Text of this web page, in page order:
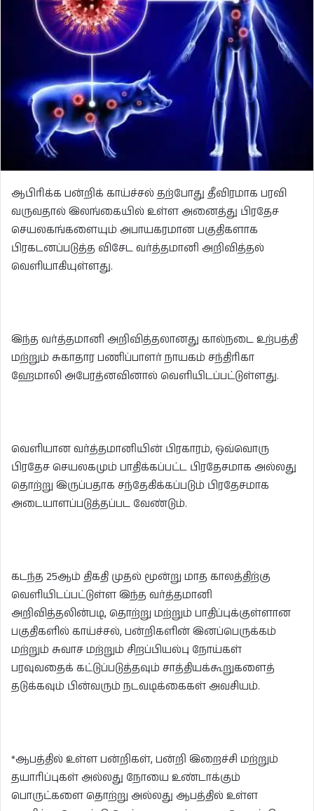
ஆபிரிக்க பன்றிக் காய்ச்சல் தற்போது தீவிரமாக பரவி
வருவதால் இலங்கையில் உள்ள அனைத்து பிரதேச
செயலகங்களையும் அபாயகரமான பகுதிகளாக
பிரகடனப்படுத்த விசேட வர்த்தமானி அறிவித்தல்
வெளியாகியுள்ளது.
இந்த வர்த்தமானி அறிவித்தலானது கால்நடை உற்பத்தி
மற்றும் சுகாதார பணிப்பாளர் நாயகம் சந்திரிகா
ஹேமாலி அபேரத்னவினால் வெளியிடப்பட்டுள்ளது.
வெளியான வர்த்தமானியின் பிரகாரம், ஒவ்வொரு
பிரதேச செயலகமும் பாதிக்கப்பட்ட பிரதேசமாக அல்லது
தொற்று இருப்பதாக சந்தேகிக்கப்படும் பிரதேசமாக
அடையாளப்படுத்தப்பட வேண்டும்.
கடந்த 25ஆம் திகதி முதல் மூன்று மாத காலத்திற்கு
வெளியிடப்பட்டுள்ள இந்த வர்த்தமானி
அறிவித்தலின்படி, தொற்று மற்றும் பாதிப்புக்குள்ளான
பகுதிகளில் காய்ச்சல், பன்றிகளின் இனப்பெருக்கம்
மற்றும் சுவாச மற்றும் சிறப்பியல்பு நோய்கள்
பரவுவதைக் கட்டுப்படுத்தவும் சாத்தியக்கூறுகளைத்
தடுக்கவும் பின்வரும் நடவடிக்கைகள் அவசியம்.
*ஆபத்தில் உள்ள பன்றிகள், பன்றி இறைச்சி மற்றும்
தயாரிப்புகள் அல்லது நோயை உண்டாக்கும்
பொருட்களை தொற்று அல்லது ஆபத்தில் உள்ள